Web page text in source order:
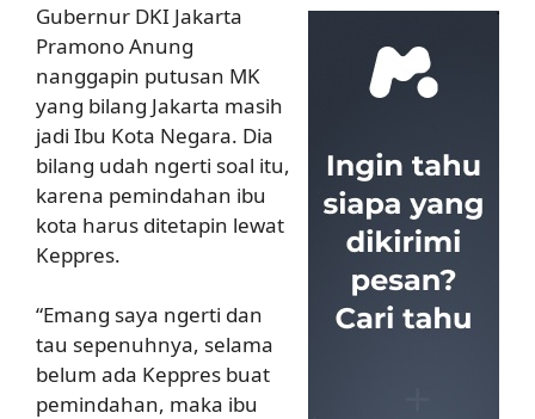
Gubernur DKI Jakarta
Pramono Anung
nanggapin putusan MK
yang bilang Jakarta masih
jadi Ibu Kota Negara. Dia
bilang udah ngerti soal itu,
karena pemindahan ibu
kota harus ditetapin lewat
Keppres.
“Emang saya ngerti dan
tau sepenuhnya, selama
belum ada Keppres buat
pemindahan, maka ibu